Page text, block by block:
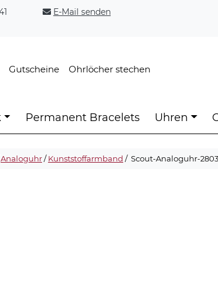
E-Mail senden
Gutscheine Ohrlöcher stechen
Permanent Bracelets Uhren
Analoguhr/Kunststoffarmband / Scout-Analoguhr-